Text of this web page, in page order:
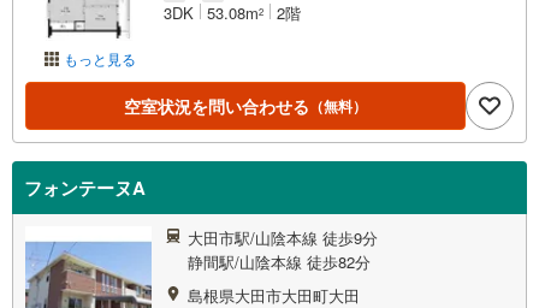
もっと見る
3DK 53.08m2 2階
空室状況を問い合わせる （無料）
フォンテーヌA
大田市駅/山陰本線 徒歩9分
静間駅/山陰本線 徒歩82分
島根県大田市大田町大田